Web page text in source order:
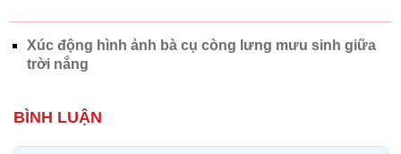
Xúc động hình ảnh bà cụ còng lưng mưu sinh giữa
trời nắng